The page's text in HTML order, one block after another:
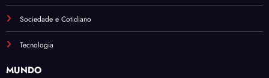
Sociedade e Cotidiano
Tecnologia
MUNDO